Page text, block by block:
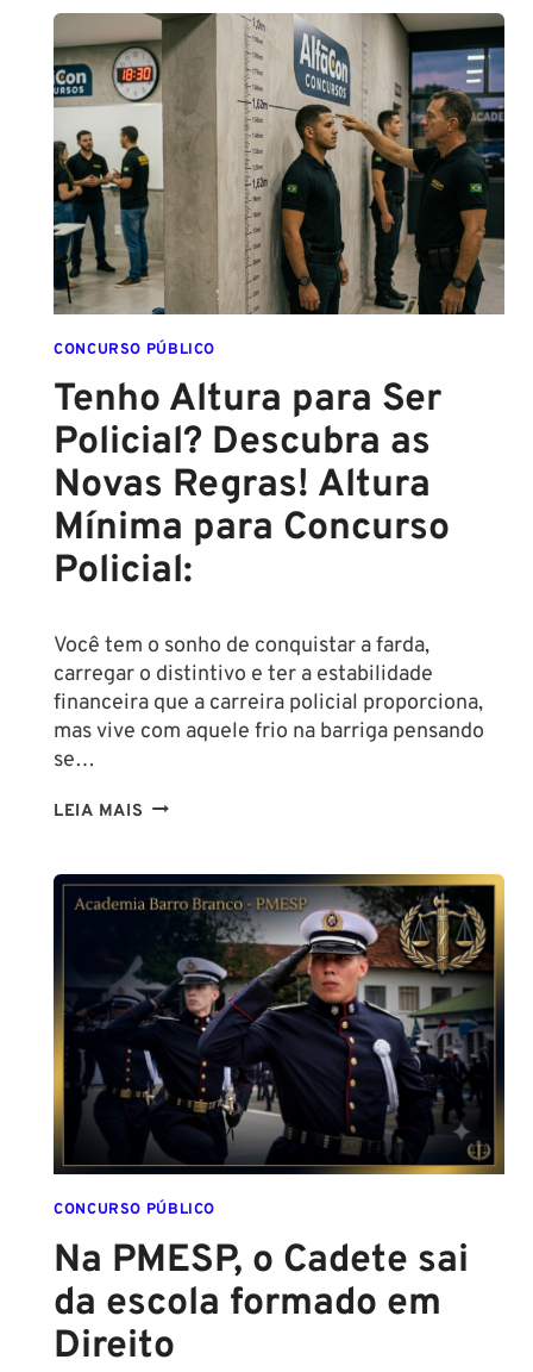
PMPE
2026:
ATÉ
FINAL
DESTE
ANO!
CONCURSO PÚBLICO
Tenho Altura para Ser
Policial? Descubra as
Novas Regras! Altura
Mínima para Concurso
Policial:
Você tem o sonho de conquistar a farda,
carregar o distintivo e ter a estabilidade
financeira que a carreira policial proporciona,
mas vive com aquele frio na barriga pensando
se…
LEIA MAIS TENHO
SER
POLICIAL?
DESCUBRA
AS
NOVAS
REGRAS!
ALTURA
MÍNIMA
PARA
CONCURSO
POLICIAL:
CONCURSO PÚBLICO
Na PMESP, o Cadete sai
da escola formado em
Direito